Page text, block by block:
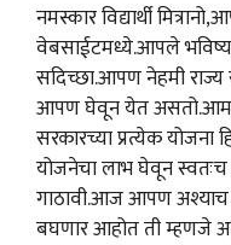
नमस्कार विद्यार्थी
वेबसाईटमध्ये.आपले
सदिच्छा.आपण नेहमी
आपण घेवून येत
सरकारच्या प्रत्येक योजना
योजनेचा लाभ घेवून
गाठावी.आज आपण अश्याच
बघणार आहोत ती म्हणजे